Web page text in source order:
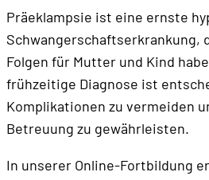
Präeklampsie ist eine ernste
Schwangerschaftserkrankung,
Folgen für Mutter und Kind
frühzeitige Diagnose ist
Komplikationen zu vermeiden
Betreuung zu gewährleisten.
In unserer Online-Fortbildung